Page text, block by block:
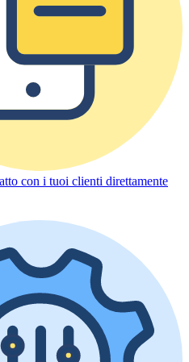
con i tuoi clienti direttamente